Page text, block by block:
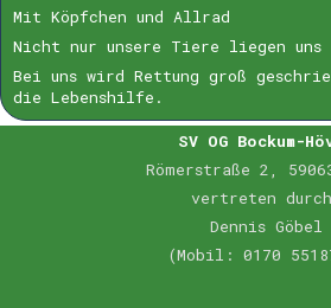
Mit Köpfchen und Allrad
Nicht nur unsere Tiere liegen uns
Bei uns wird Rettung groß
die Lebenshilfe.
SV OG Bockum-
Römerstraße 2, 59063
vertreten
Dennis Göbel
(Mobil: 0170